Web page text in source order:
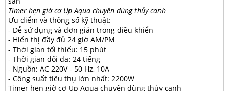
Timer hẹn giờ cơ Up Aqua chuyên dùng thủy canh
Ưu điểm và thông số kỹ thuật:
- Dễ sử dụng và đơn giản trong điều khiển
- Hiển thị đầy đủ 24 giờ AM/PM
- Thời gian tối thiểu: 15 phút
- Thời gian đối đa: 24 tiếng
- Nguồn: AC 220V - 50 Hz, 10A
- Công suất tiêu thụ lớn nhất: 2200W
Timer hẹn giờ cơ Up Aqua chuyên dùng thủy canh